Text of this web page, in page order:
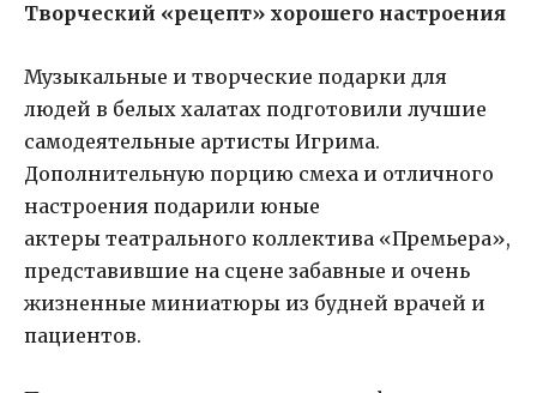
Творческий «рецепт» хорошего настроения
Музыкальные и творческие подарки для
людей в белых халатах подготовили лучшие
самодеятельные артисты Игрима.
Дополнительную порцию смеха и отличного
настроения подарили юные
актеры театрального коллектива «Премьера»,
представившие на сцене забавные и очень
жизненные миниатюры из будней врачей и
пациентов.